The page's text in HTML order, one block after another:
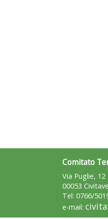
Comitato
Via Puglie, 12
00053
Tel: 0766/
e-mail: